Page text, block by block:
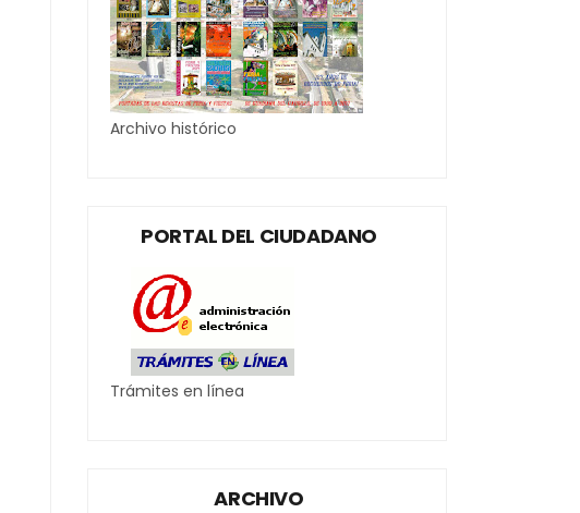
Archivo histórico
PORTAL DEL CIUDADANO
Trámites en línea
ARCHIVO